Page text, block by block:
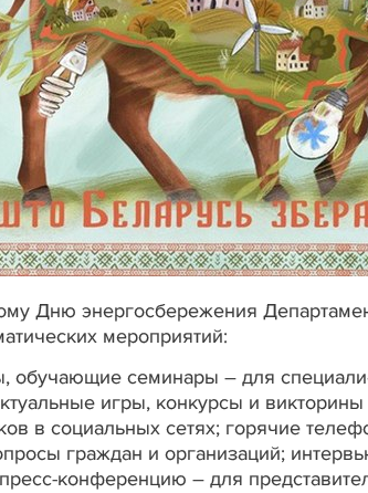
Дню энергосбережения
мероприятий:
обучающие семинары – для
игры, конкурсы и
в социальных сетях; горячие
граждан и организаций;
конференцию – для